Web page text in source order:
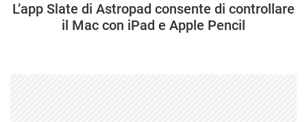
L’app Slate di Astropad consente di controllare
il Mac con iPad e Apple Pencil